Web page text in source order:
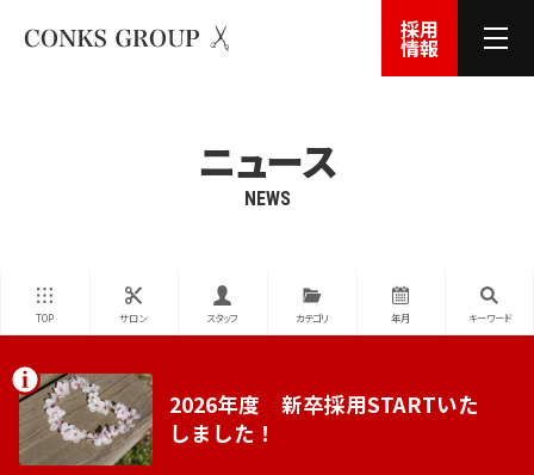
採用
情報
ニュース
NEWS
TOP サロン スタッフ カテゴリ 年月 キーワード
2026年度 新卒採用STARTいた
しました！